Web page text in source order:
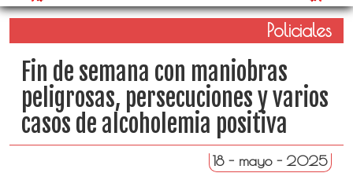
Policiales
Fin de semana con maniobras
peligrosas, persecuciones y varios
casos de alcoholemia positiva
18 - mayo - 2025